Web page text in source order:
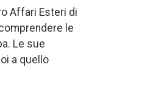
Affari Esteri di
le
Le sue
a quello